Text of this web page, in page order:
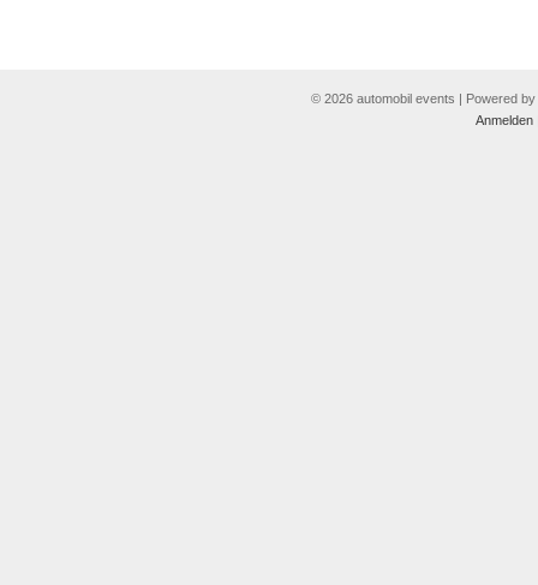
© 2026 automobil events | Powered by
Anmelden|